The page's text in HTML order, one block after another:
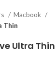
Macbook
Thin
Ultra Thin